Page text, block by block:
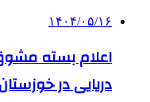
۱۴۰۴/۰۵/۱۶
اعلام بسته
دریایی در خوزستان